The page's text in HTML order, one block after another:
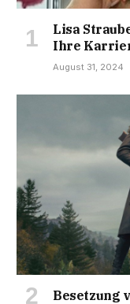
Lisa
Ihre
August 31, 2024
Besetzung